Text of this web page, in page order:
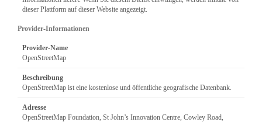
dieser Plattform auf dieser Website angezeigt.
Provider-Informationen
Provider-Name
OpenStreetMap
Beschreibung
OpenStreetMap ist eine kostenlose und öffentliche geografische Datenbank.
Adresse
OpenStreetMap Foundation, St John’s Innovation Centre, Cowley Road,